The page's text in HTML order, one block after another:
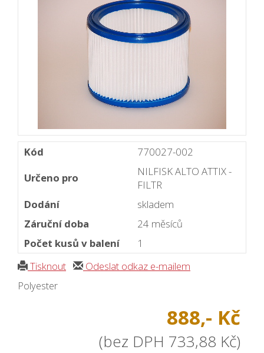
Kód
770027-002
Určeno pro
NILFISK ALTO ATTIX -
FILTR
Dodání
skladem
Záruční doba
24 měsíců
Počet kusů v balení
1
Tisknout
Odeslat odkaz e-mailem
Polyester
888,- Kč
(bez DPH 733,88 Kč)